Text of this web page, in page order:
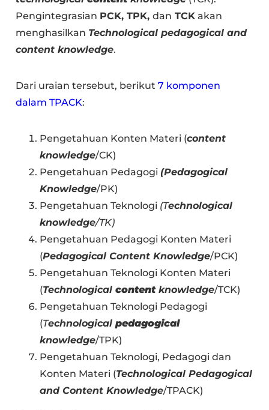
Pengintegrasian PCK, TPK,dan TCK akan
menghasilkan Technological pedagogical and
content knowledge.
Dari uraian tersebut, berikut7 komponen
dalam TPACK:
Pengetahuan Konten Materi (content
knowledge/CK)
Pengetahuan Pedagogi (Pedagogical
Knowledge/PK)
Pengetahuan Teknologi (Technological
knowledge/TK)
Pengetahuan Pedagogi Konten Materi
(Pedagogical Content Knowledge/PCK)
Pengetahuan Teknologi Konten Materi
(Technologicalcontent knowledge/TCK)
Pengetahuan Teknologi Pedagogi
(Technologicalpedagogical
knowledge/TPK)
Pengetahuan Teknologi, Pedagogi dan
Konten Materi (Technological Pedagogical
and Content Knowledge/TPACK)